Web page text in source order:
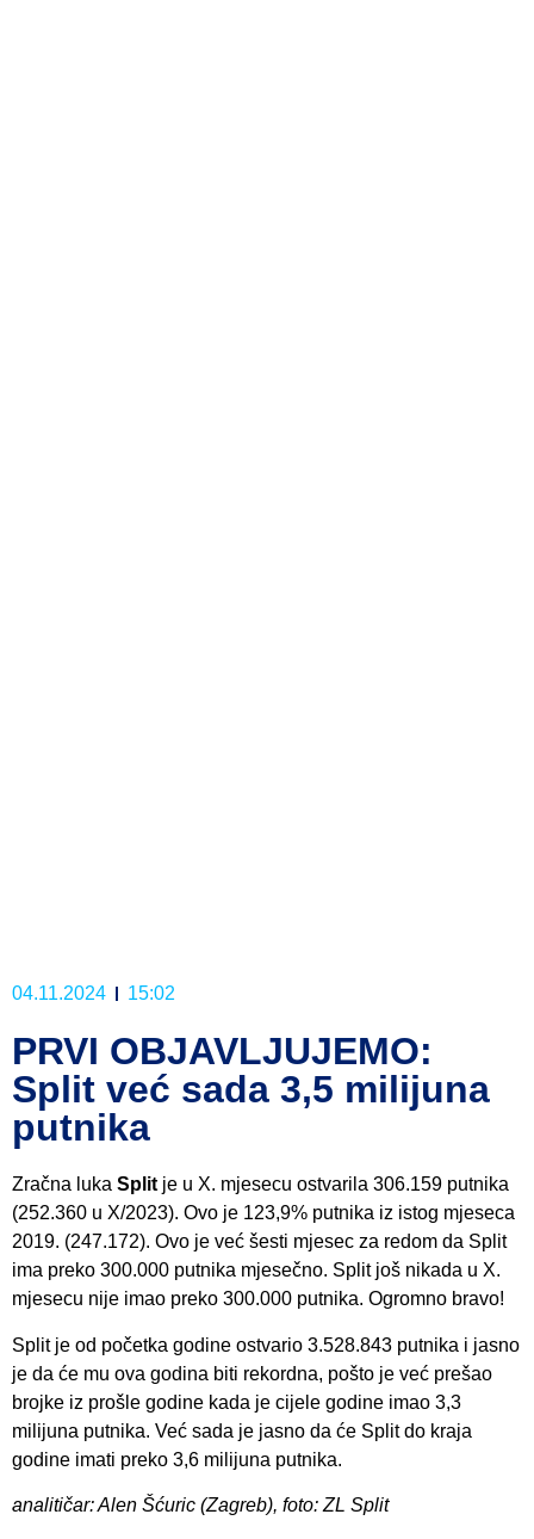
04.11.2024 15:02
PRVI OBJAVLJUJEMO:
Split već sada 3,5 milijuna
putnika
Zračna luka Split je u X. mjesecu ostvarila 306.159 putnika
(252.360 u X/2023). Ovo je 123,9% putnika iz istog mjeseca
2019. (247.172). Ovo je već šesti mjesec za redom da Split
ima preko 300.000 putnika mjesečno. Split još nikada u X.
mjesecu nije imao preko 300.000 putnika. Ogromno bravo!
Split je od početka godine ostvario 3.528.843 putnika i jasno
je da će mu ova godina biti rekordna, pošto je već prešao
brojke iz prošle godine kada je cijele godine imao 3,3
milijuna putnika. Već sada je jasno da će Split do kraja
godine imati preko 3,6 milijuna putnika.
analitičar: Alen Šćuric (Zagreb), foto: ZL Split